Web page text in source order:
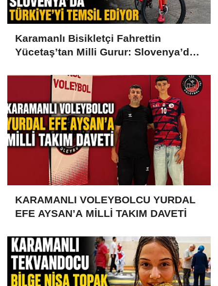
Karamanlı Bisikletçi Fahrettin
Yücetaş’tan Milli Gurur: Slovenya’da
KARAMANLI VOLEYBOLCU YURDAL
EFE AYSAN’A MİLLİ TAKIM DAVETİ